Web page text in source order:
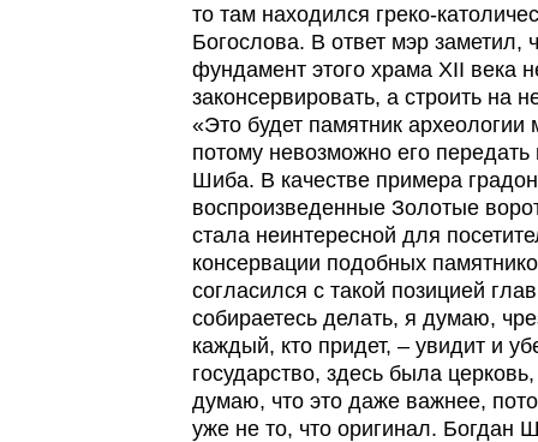
то там находился греко-
Богослова. В ответ мэр заметил,
фундамент этого храма XII века
законсервировать, а строить на
«Это будет памятник археологии
потому невозможно его передать
Шиба. В качестве примера
воспроизведенные Золотые
стала неинтересной для
консервации подобных
согласился с такой позицией
собираетесь делать, я думаю,
каждый, кто придет, – увидит и
государство, здесь была
думаю, что это даже важнее,
уже не то, что оригинал. Богдан